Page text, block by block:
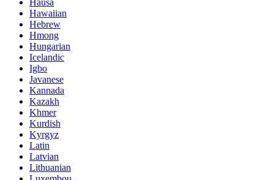
Hawaiian
Hebrew
Hmong
Hungarian
Icelandic
Igbo
Javanese
Kannada
Kazakh
Khmer
Kurdish
Kyrgyz
Latin
Latvian
Lithuanian